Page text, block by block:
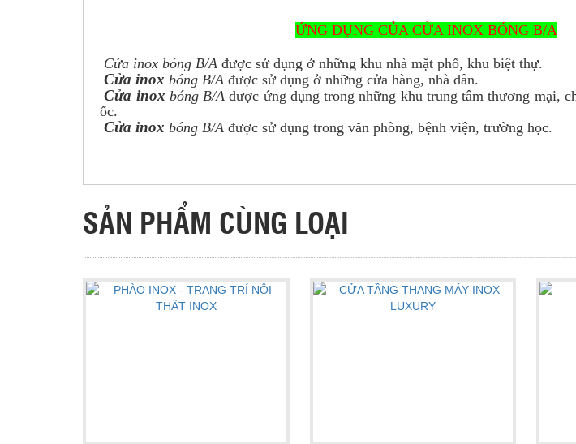
ỨNG DỤNG CỦA CỬA INOX BÓNG B/A
Cửa inox bóng B/A được sử dụng ở những khu nhà mặt phố, khu biệt thự.
Cửa inox bóng B/A được sử dụng ở những cửa hàng, nhà dân.
Cửa inox bóng B/A được ứng dụng trong những khu trung tâm thương mại,
ốc.
Cửa inox bóng B/A được sử dụng trong văn phòng, bệnh viện, trường học.
SẢN PHẨM CÙNG LOẠI